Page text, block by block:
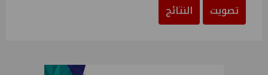
تصويت
النتائج